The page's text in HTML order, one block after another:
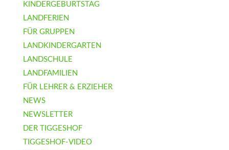
KINDERGEBURTSTAG
LANDFERIEN
FÜR GRUPPEN
LANDKINDERGARTEN
LANDSCHULE
LANDFAMILIEN
FÜR LEHRER & ERZIEHER
NEWS
NEWSLETTER
DER TIGGESHOF
TIGGESHOF-VIDEO